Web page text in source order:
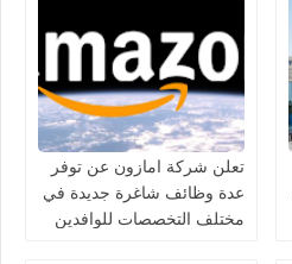
تعلن شركة امازون عن توفر
عدة وظائف شاغرة جديدة في
مختلف التخصصات للوافدين